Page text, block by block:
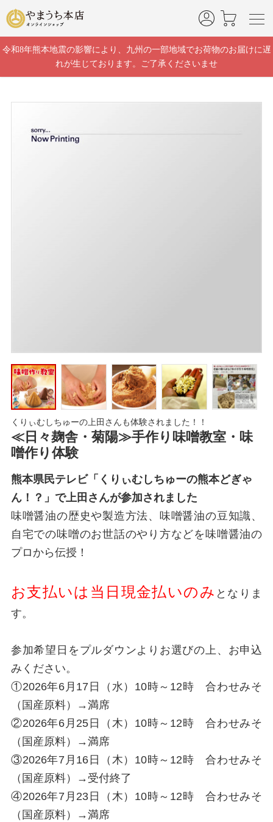
令和8年熊本地震の影響により、九州の一部地域でお荷物のお届けに遅
れが生じております。ご了承くださいませ
くりぃむしちゅーの上田さんも体験されました！！
≪日々麹舎・菊陽≫手作り味噌教室・味
噌作り体験
熊本県民テレビ「くりぃむしちゅーの熊本どぎゃ
ん！？」で上田さんが参加されました
味噌醤油の歴史や製造方法、味噌醤油の豆知識、
自宅での味噌のお世話のやり方などを味噌醤油の
プロから伝授！
お支払いは当日現金払いのみ となりま
す。
参加希望日をプルダウンよりお選びの上、お申込
みください。
①2026年6月17日（水）10時～12時 合わせみそ
（国産原料）→満席
②2026年6月25日（木）10時～12時 合わせみそ
（国産原料）→満席
③2026年7月16日（木）10時～12時 合わせみそ
（国産原料）→受付終了
④2026年7月23日（木）10時～12時 合わせみそ
（国産原料）→満席